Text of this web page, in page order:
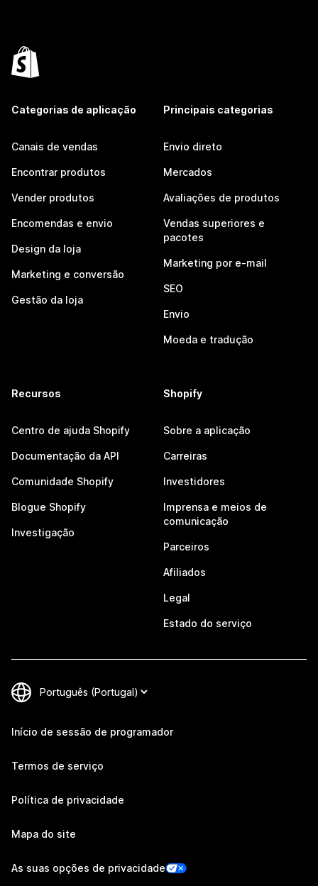
Categorias de aplicação
Canais de vendas
Encontrar produtos
Vender produtos
Encomendas e envio
Design da loja
Marketing e conversão
Gestão da loja
Principais categorias
Envio direto
Mercados
Avaliações de produtos
Vendas superiores e
pacotes
Marketing por e-mail
SEO
Envio
Moeda e tradução
Recursos
Centro de ajuda Shopify
Documentação da API
Comunidade Shopify
Blogue Shopify
Investigação
Shopify
Sobre a aplicação
Carreiras
Investidores
Imprensa e meios de
comunicação
Parceiros
Afiliados
Legal
Estado do serviço
Início de sessão de programador
Termos de serviço
Política de privacidade
Mapa do site
As suas opções de privacidade